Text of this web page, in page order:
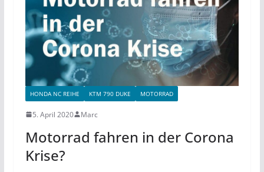
HONDA NC REIHE KTM 790 DUKE MOTORRAD
5. April 2020 Marc
Motorrad fahren in der Corona
Krise?